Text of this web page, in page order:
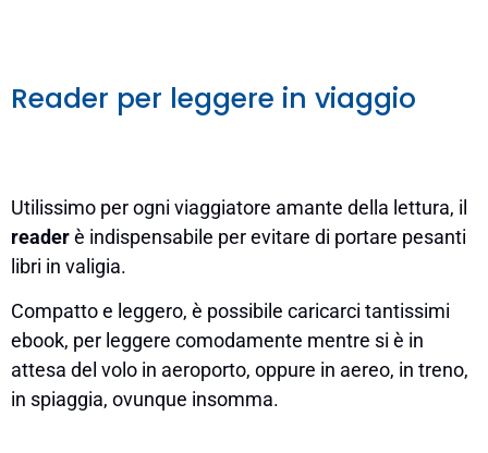
Reader per leggere in viaggio
Utilissimo per ogni viaggiatore amante della lettura, il
readerè indispensabile per evitare di portare pesanti
libri in valigia.
Compatto e leggero, è possibile caricarci tantissimi
ebook, per leggere comodamente mentre si è in
attesa del volo in aeroporto, oppure in aereo, in treno,
in spiaggia, ovunque insomma.